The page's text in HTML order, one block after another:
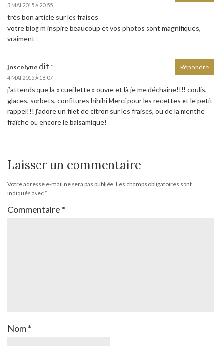
3 MAI 2015 À 20:55
très bon article sur les fraises
votre blog m inspire beaucoup et vos photos sont magnifiques,
vraiment !
joscelyne dit :
4 MAI 2015 À 18:07
j’attends que la « cueillette » ouvre et là je me déchaîne!!!! coulis,
glaces, sorbets, confitures hihihi Merci pour les recettes et le petit
rappel!!! j’adore un filet de citron sur les fraises, ou de la menthe
fraîche ou encore le balsamique!
Répondre
Laisser un commentaire
Votre adresse e-mail ne sera pas publiée. Les champs obligatoires sont
indiqués avec*
Commentaire *
Nom*